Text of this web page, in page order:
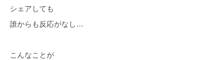
シェアしても
誰からも反応がなし…
こんなことが